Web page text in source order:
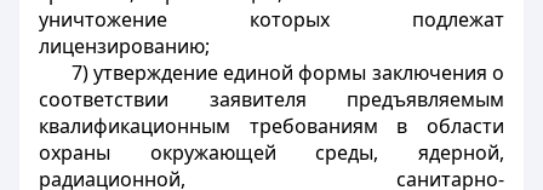
уничтожение которых подлежат
лицензированию;
7) утверждение единой формы заключения о
соответствии заявителя предъявляемым
квалификационным требованиям в области
охраны окружающей среды, ядерной,
радиационной, санитарно-